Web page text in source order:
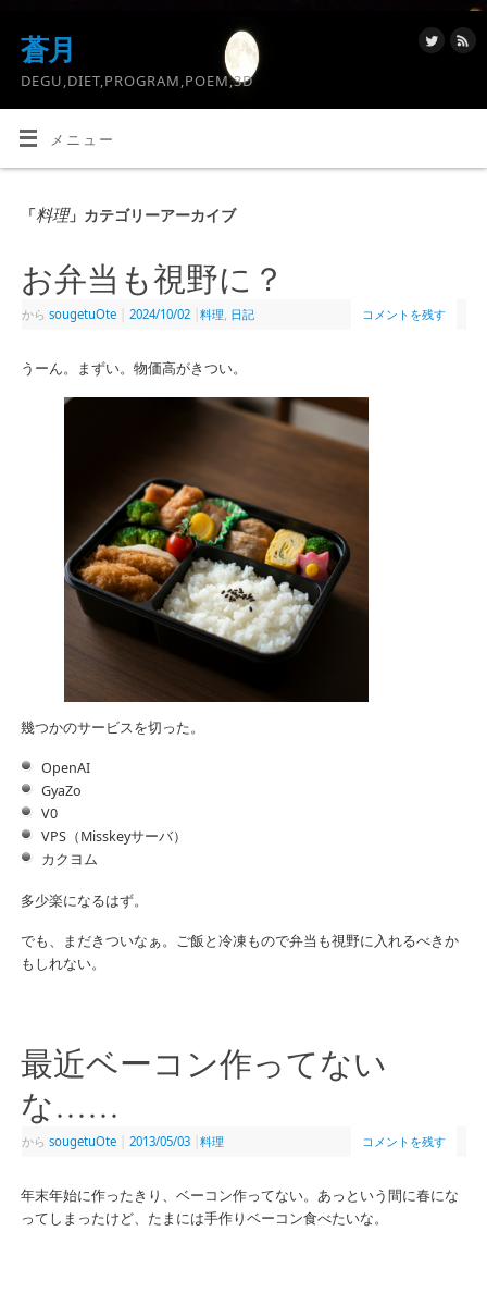
蒼月
DEGU,DIET,PROGRAM,POEM,3D
メニュー
「料理」カテゴリーアーカイブ
お弁当も視野に？
から sougetuOte 2024/10/02 料理 日記 コメントを残す
うーん。まずい。物価高がきつい。
幾つかのサービスを切った。
OpenAI
GyaZo
V0
VPS（Misskeyサーバ）
カクヨム
多少楽になるはず。
でも、まだきついなぁ。ご飯と冷凍もので弁当も視野に入れるべきか
もしれない。
最近ベーコン作ってない
な……
から sougetuOte 2013/05/03 料理 コメントを残す
年末年始に作ったきり、ベーコン作ってない。あっという間に春にな
ってしまったけど、たまには手作りベーコン食べたいな。